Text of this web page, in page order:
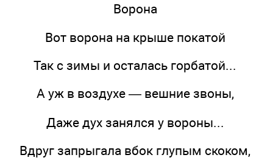
Ворона
Вот ворона на крыше покатой
Так с зимы и осталась горбатой...
А уж в воздухе — вешние звоны,
Даже дух занялся у вороны...
Вдруг запрыгала вбок глупым скоком,